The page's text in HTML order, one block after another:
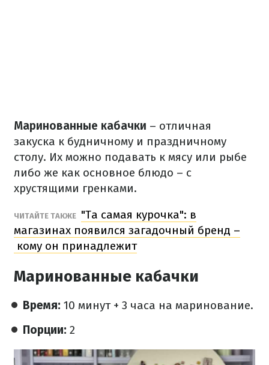
Маринованные кабачки – отличная
закуска к будничному и праздничному
столу. Их можно подавать к мясу или рыбе
либо же как основное блюдо – с
хрустящими гренками.
ЧИТАЙТЕ ТАКЖЕ "Та самая курочка": в
магазинах появился загадочный бренд –
кому он принадлежит
Маринованные кабачки
Время: 10 минут + 3 часа на маринование.
Порции: 2